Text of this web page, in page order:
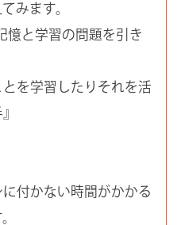
みます。
憶と学習の問題を引き
を学習したりそれを活
付かない時間がかかる